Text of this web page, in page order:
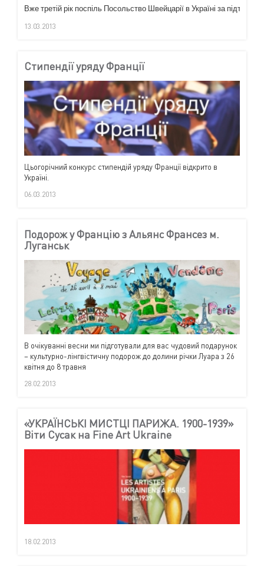
Вже третій рік поспіль Посольство Швейцарії в Україні за підтримки
13.03.2013
Стипендії уряду Франції
Цьогорічний конкурс стипендій уряду Франції відкрито в
Україні.
06.03.2013
Подорож у Францію з Альянс Франсез м.
Луганськ
В очікуванні весни ми підготували для вас чудовий подарунок
– культурно-лінгвістичну подорож до долини річки Луара з 26
квітня до 8 травня
28.02.2013
«УКРАЇНСЬКІ МИСТЦІ ПАРИЖА. 1900-1939»
Віти Сусак на Fine Art Ukraine
18.02.2013